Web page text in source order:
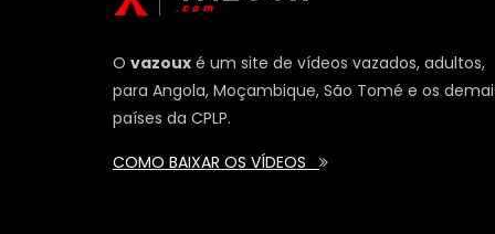
O vazoux é um site de vídeos vazados, adultos,
para Angola, Moçambique, São Tomé e os
países da CPLP.
COMO BAIXAR OS VÍDEOS